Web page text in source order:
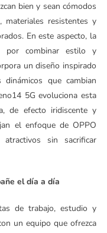
bien y sean cómodos
materiales resistentes y
En este aspecto, la
por combinar estilo y
un diseño inspirado
que cambian
5G evoluciona esta
de efecto iridiscente y
el enfoque de OPPO
sin sacrificar
el día a día
de trabajo, estudio y
un equipo que ofrezca